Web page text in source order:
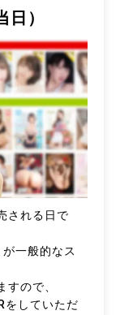
）
される日で
一般的なス
ので、
していただ